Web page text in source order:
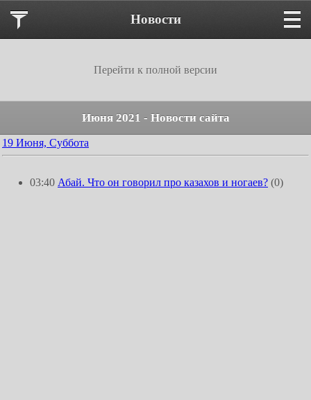
Новости
Перейти к полной версии
Июня 2021 - Новости сайта
19 Июня, Суббота
03:40 Абай. Что он говорил про казахов и ногаев? (0)